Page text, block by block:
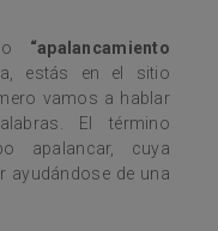
“apalancamiento
estás en el sitio
vamos a hablar
El término
apalancar, cuya
ayudándose de una